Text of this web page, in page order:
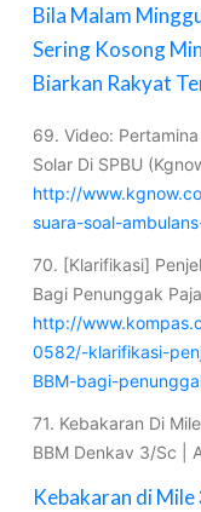
Bila Malam
Sering Kosong
Biarkan Rakyat
69. Video:
Solar Di SPBU
http://
suara-soal-
70. [Klarifikasi]
Bagi Penunggak
http://
0582/-klarifikasi-
BBM-bagi-
71. Kebakaran Di
BBM Denkav 3/Sc |
Kebakaran di